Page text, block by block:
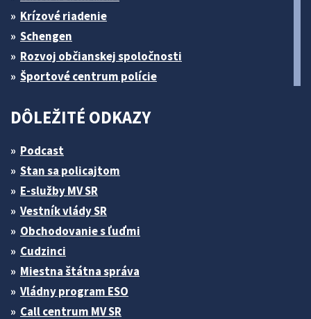
Krízové riadenie
Schengen
Rozvoj občianskej spoločnosti
Športové centrum polície
DÔLEŽITÉ ODKAZY
Podcast
Stan sa policajtom
E-služby MV SR
Vestník vlády SR
Obchodovanie s ľuďmi
Cudzinci
Miestna štátna správa
Vládny program ESO
Call centrum MV SR